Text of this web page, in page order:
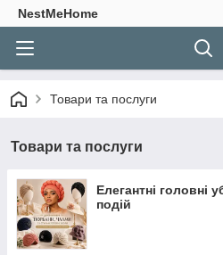
NestMeHome
Товари та послуги
Товари та послуги
Елегантні головні
подій